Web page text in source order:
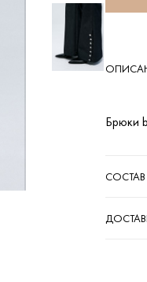
Брюки
СОСТАВ